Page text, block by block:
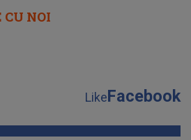
CU NOI
LikeFacebook